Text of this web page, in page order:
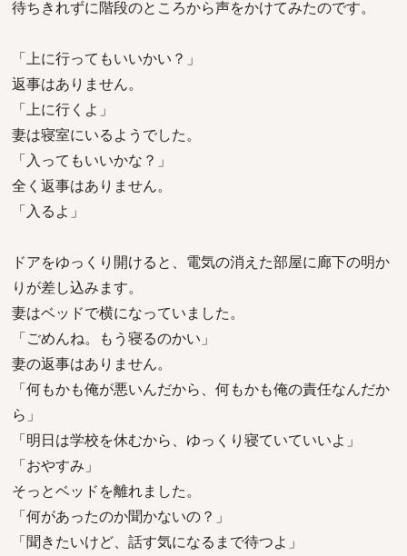
待ちきれずに階段のところから声をかけてみたのです。
「上に行ってもいいかい？」
返事はありません。
「上に行くよ」
妻は寝室にいるようでした。
「入ってもいいかな？」
全く返事はありません。
「入るよ」
ドアをゆっくり開けると、電気の消えた部屋に廊下の明か
りが差し込みます。
妻はベッドで横になっていました。
「ごめんね。もう寝るのかい」
妻の返事はありません。
「何もかも俺が悪いんだから、何もかも俺の責任なんだか
ら」
「明日は学校を休むから、ゆっくり寝ていていいよ」
「おやすみ」
そっとベッドを離れました。
「何があったのか聞かないの？」
「聞きたいけど、話す気になるまで待つよ」